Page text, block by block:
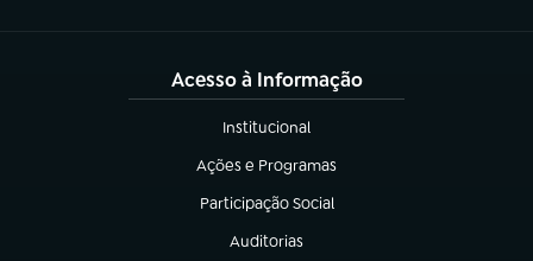
Acesso à Informação
Institucional
(abre em nova aba)
Ações e Programas
(abre em nova aba)
Participação Social
(abre em nova aba)
Auditorias
(abre em nova aba)